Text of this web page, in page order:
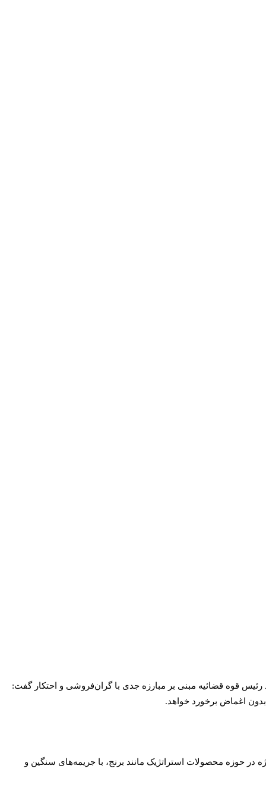
قوه قضائیه مبنی بر مبارزه جدی با گران‌فروشی و احتکار گفت:
اغماض برخورد خواهد.
در حوزه محصولات استراتژیک مانند برنج، با جریمه‌های سنگین و